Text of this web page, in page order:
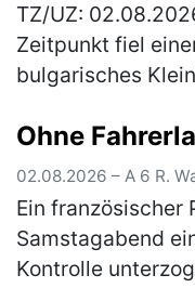
TZ/UZ:
Zeitpunkt fiel
bulgarisches
war. Bei einer
Ohne
02.08.2026 – A 6 R.
Ein französischer
Samstagabend
Kontrolle